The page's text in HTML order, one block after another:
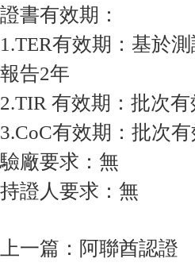
證書有效期：
1.TER有效期：基於
報告2年
2.TIR 有效期：批次有
3.CoC有效期：批次有
驗廠要求：無
持證人要求：無
上一篇： 阿聯酋認證